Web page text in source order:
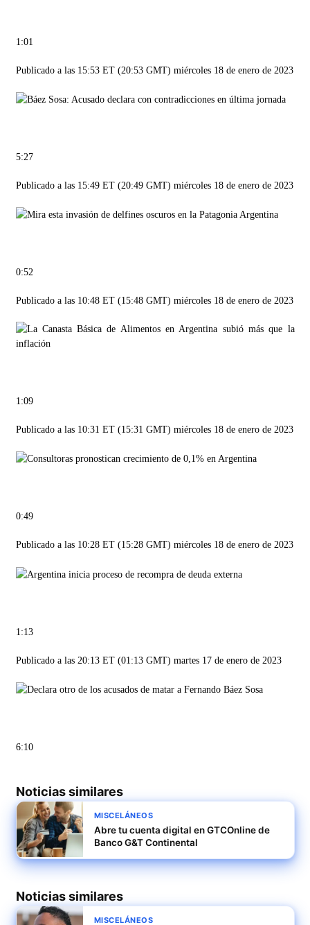
1:01
Publicado a las 15:53 ​​ET (20:53 GMT) miércoles 18 de enero de 2023
5:27
Publicado a las 15:49 ET (20:49 GMT) miércoles 18 de enero de 2023
0:52
Publicado a las 10:48 ET (15:48 GMT) miércoles 18 de enero de 2023
1:09
Publicado a las 10:31 ET (15:31 GMT) miércoles 18 de enero de 2023
0:49
Publicado a las 10:28 ET (15:28 GMT) miércoles 18 de enero de 2023
1:13
Publicado a las 20:13 ET (01:13 GMT) martes 17 de enero de 2023
6:10
Noticias similares
MISCELÁNEOS
Abre tu cuenta digital en GTCOnline de
Banco G&T Continental
Noticias similares
MISCELÁNEOS